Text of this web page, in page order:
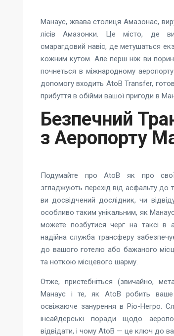
Манаус, жвава столиця Амазонас,
лісів Амазонки. Це місто, де
смарагдовий навіс, де метушаться
кожним кутом. Але перш ніж ви
почнеться в міжнародному
допомогу входить AtoB Transfer,
прибуття в обійми вашої пригоди в
Безпечний
з Аеропорту
Подумайте про AtoB як про
згладжують перехід від асфальту до
ви досвідчений дослідник, чи
особливо таким унікальним, як
можете позбутися черг на таксі в
надійна служба трансферу
до вашого готелю або бажаного
та ноткою місцевого шарму.
Отже, пристебніться (звичайно,
Манаус і те, як AtoB робить
освіжаюче занурення в Ріо-Негро.
інсайдерські поради щодо
відвідати, і чому AtoB — це ключ до